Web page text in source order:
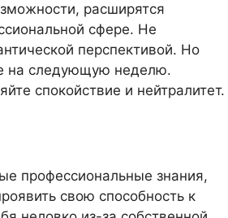
расширятся
сфере. Не
перспективой. Но
на следующую неделю.
спокойствие и нейтралитет.
профессиональные знания,
свою способность к